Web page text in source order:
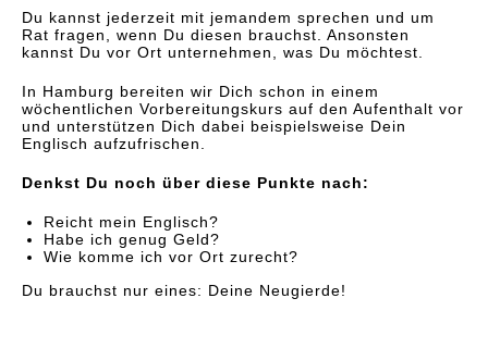
Du kannst jederzeit mit jemandem sprechen und um
Rat fragen, wenn Du diesen brauchst. Ansonsten
kannst Du vor Ort unternehmen, was Du möchtest.
In Hamburg bereiten wir Dich schon in einem
wöchentlichen Vorbereitungskurs auf den Aufenthalt vor
und unterstützen Dich dabei beispielsweise Dein
Englisch aufzufrischen.
Denkst Du noch über diese Punkte nach:
Reicht mein Englisch?
Habe ich genug Geld?
Wie komme ich vor Ort zurecht?
Du brauchst nur eines: Deine Neugierde!